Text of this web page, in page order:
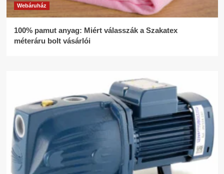
Webáruház
100% pamut anyag: Miért válasszák a Szakatex
méteráru bolt vásárlói